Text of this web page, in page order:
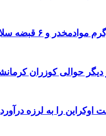
اوکراین را به لرزه درآورد